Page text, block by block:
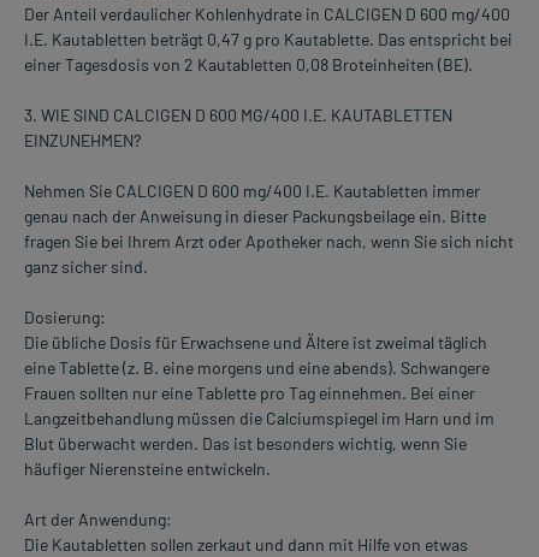
Der Anteil verdaulicher Kohlenhydrate in CALCIGEN D 600 mg/400
I.E. Kautabletten beträgt 0,47 g pro Kautablette. Das entspricht bei
einer Tagesdosis von 2 Kautabletten 0,08 Broteinheiten (BE).
3. WIE SIND CALCIGEN D 600 MG/400 I.E. KAUTABLETTEN
EINZUNEHMEN?
Nehmen Sie CALCIGEN D 600 mg/400 I.E. Kautabletten immer
genau nach der Anweisung in dieser Packungsbeilage ein. Bitte
fragen Sie bei Ihrem Arzt oder Apotheker nach, wenn Sie sich nicht
ganz sicher sind.
Dosierung:
Die übliche Dosis für Erwachsene und Ältere ist zweimal täglich
eine Tablette (z. B. eine morgens und eine abends). Schwangere
Frauen sollten nur eine Tablette pro Tag einnehmen. Bei einer
Langzeitbehandlung müssen die Calciumspiegel im Harn und im
Blut überwacht werden. Das ist besonders wichtig, wenn Sie
häufiger Nierensteine entwickeln.
Art der Anwendung:
Die Kautabletten sollen zerkaut und dann mit Hilfe von etwas